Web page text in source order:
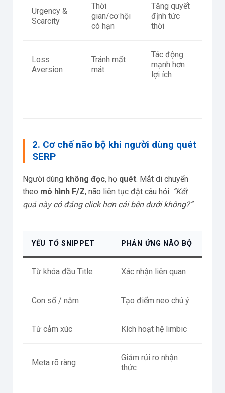
Urgency &
Scarcity
Thời
gian/cơ hội
có hạn
Tăng quyết
định tức
thời
Loss
Aversion
Tránh mất
mát
Tác động
mạnh hơn
lợi ích
2. Cơ chế não bộ khi người dùng quét
SERP
Người dùng không đọc, họ quét. Mắt di chuyển
theo mô hình F/Z, não liên tục đặt câu hỏi: “Kết
quả này có đáng click hơn cái bên dưới không?”
YẾU TỐ SNIPPET PHẢN ỨNG NÃO BỘ
Từ khóa đầu Title Xác nhận liên quan
Con số / năm Tạo điểm neo chú ý
Từ cảm xúc Kích hoạt hệ limbic
Meta rõ ràng
Giảm rủi ro nhận
thức